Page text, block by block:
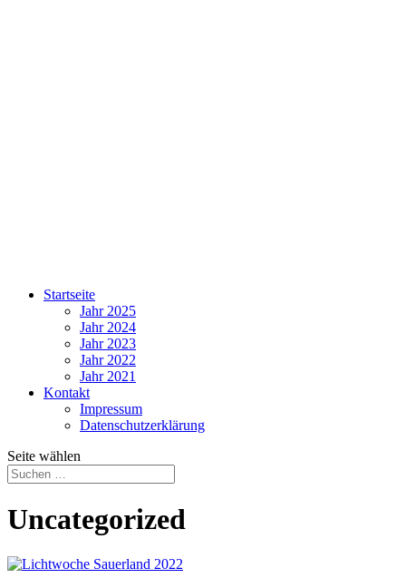
Startseite
Jahr 2025
Jahr 2024
Jahr 2023
Jahr 2022
Jahr 2021
Kontakt
Impressum
Datenschutz­erklärung
Seite wählen
Uncategorized